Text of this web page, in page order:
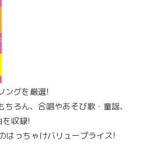
ングを厳選!
ろん、合唱やあそび歌・童謡、
を収録!
っちゃけバリュープライス!